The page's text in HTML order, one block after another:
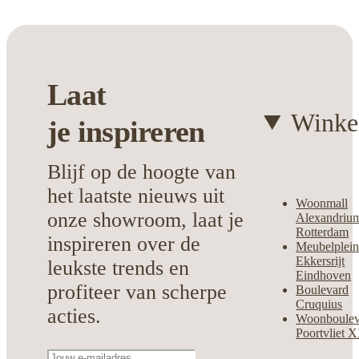
onderhoudsvriendelijke oppervlak blijft
Kies voor deze stijlvolle en duurzame
oplossing en creëer direct meer harmonie
in jouw huis.
Laat
je inspireren
Blijf op de hoogte van
het laatste nieuws uit
onze showroom, laat je
inspireren over de
leukste trends en
profiteer van scherpe
acties.
Woonmall
Rotterdam
Meubelplein
Ekkersrijt
Eindhoven
Boulevard
Cruquius
Poortvliet